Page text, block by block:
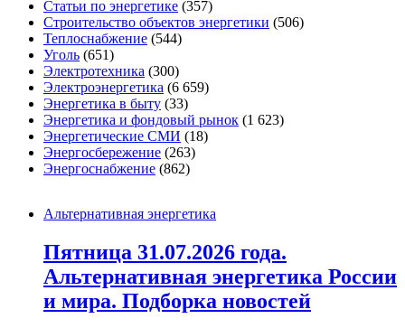
Статьи по энергетике (357)
Строительство объектов энергетики (506)
Теплоснабжение (544)
Уголь (651)
Электротехника (300)
Электроэнергетика (6 659)
Энергетика в быту (33)
Энергетика и фондовый рынок (1 623)
Энергетические СМИ (18)
Энергосбережение (263)
Энергоснабжение (862)
Альтернативная энергетика
Пятница 31.07.2026 года.
Альтернативная энергетика России
и мира. Подборка новостей